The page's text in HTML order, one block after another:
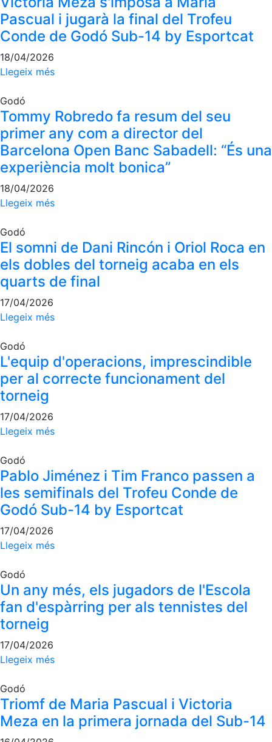
Pascual i jugarà la final del Trofeu
Conde de Godó Sub-14 by Esportcat
18/04/2026
Llegeix més
Godó
Tommy Robredo fa resum del seu
primer any com a director del
Barcelona Open Banc Sabadell: “És una
experiència molt bonica”
18/04/2026
Llegeix més
Godó
El somni de Dani Rincón i Oriol Roca en
els dobles del torneig acaba en els
quarts de final
17/04/2026
Llegeix més
Godó
L'equip d'operacions, imprescindible
per al correcte funcionament del
torneig
17/04/2026
Llegeix més
Godó
Pablo Jiménez i Tim Franco passen a
les semifinals del Trofeu Conde de
Godó Sub-14 by Esportcat
17/04/2026
Llegeix més
Godó
Un any més, els jugadors de l'Escola
fan d'espàrring per als tennistes del
torneig
17/04/2026
Llegeix més
Godó
Triomf de Maria Pascual i Victoria
Meza en la primera jornada del Sub-14